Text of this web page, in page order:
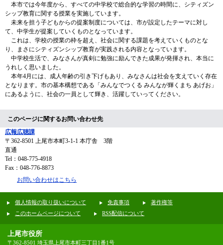
本市では今年度から、すべての中学校で総合的な学習の時間に、シティズン
シップ教育に関する授業を実施しています。
未来を担う子どもからの提案制度については、市が設定したテーマに対し
て、中学生が提案していくものとなっています。
これは、学校の授業の枠を超え、社会に関する課題を考えていくものとな
り、まさにシティズンシップ教育が実践される内容となっています。
中学校生活で、みなさんが真剣に勉強に励んできた成果が発揮され、本当に
うれしく思いました。
本年4月には、成人年齢の引き下げもあり、みなさんは社会を支えていく存在
となります。市の基本構想である「みんなでつくる みんなが輝くまち あげお」
にあるように、社会の一員として輝き、活躍していってください。
このページに関するお問い合わせ先
広報広聴課
〒362-8501
上尾市本町3-1-1 本庁舎 3階
直通
Tel：048-775-4918
Fax：048-776-8873
お問い合わせはこちら
個人情報の取り扱いについて 免責事項
著作権等
このホームページについて
RSS配信について
上尾市役所
〒362-8501 埼玉県上尾市本町三丁目1番1号